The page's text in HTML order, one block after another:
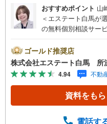
おすすめポイント 山
＜エステート白馬が
の無料個別相談サー
や学費等も含めてシ
件情報が豊富所沢市
おります。インター
おります。お客様の
3.自社グループでリ
ォーム、注文建築部
て、リフォームや注
ゴールド推奨店
株式会社エステート白馬 所
4.94 不動
資料をもら
電話す